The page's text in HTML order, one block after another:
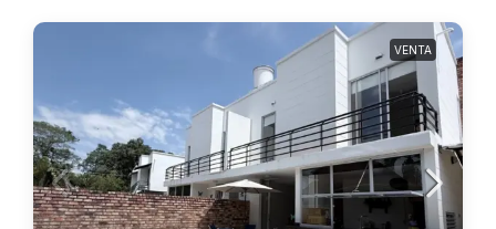
VENTA